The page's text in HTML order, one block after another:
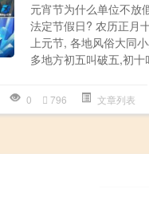
元宵节为什么单位不放
法定节假日? 农历正月
上元节, 各地风俗大同
多地方初五叫破五,初十
0 796 文章列表